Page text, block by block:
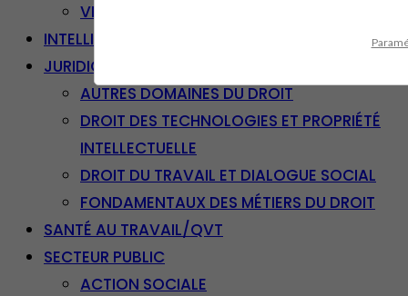
VENTE – RELATION CLIENT
INTELLIGENCE ARTIFICIELLE
JURIDIQUE
AUTRES DOMAINES DU DROIT
DROIT DES TECHNOLOGIES ET PROPRIÉTÉ
INTELLECTUELLE
DROIT DU TRAVAIL ET DIALOGUE SOCIAL
FONDAMENTAUX DES MÉTIERS DU DROIT
SANTÉ AU TRAVAIL/QVT
SECTEUR PUBLIC
ACTION SOCIALE